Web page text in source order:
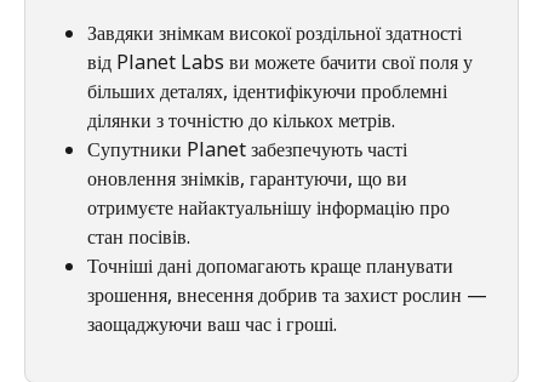
Завдяки знімкам високої роздільної здатності
від Planet Labs ви можете бачити свої поля у
більших деталях, ідентифікуючи проблемні
ділянки з точністю до кількох метрів.
Супутники Planet забезпечують часті
оновлення знімків, гарантуючи, що ви
отримуєте найактуальнішу інформацію про
стан посівів.
Точніші дані допомагають краще планувати
зрошення, внесення добрив та захист рослин —
заощаджуючи ваш час і гроші.